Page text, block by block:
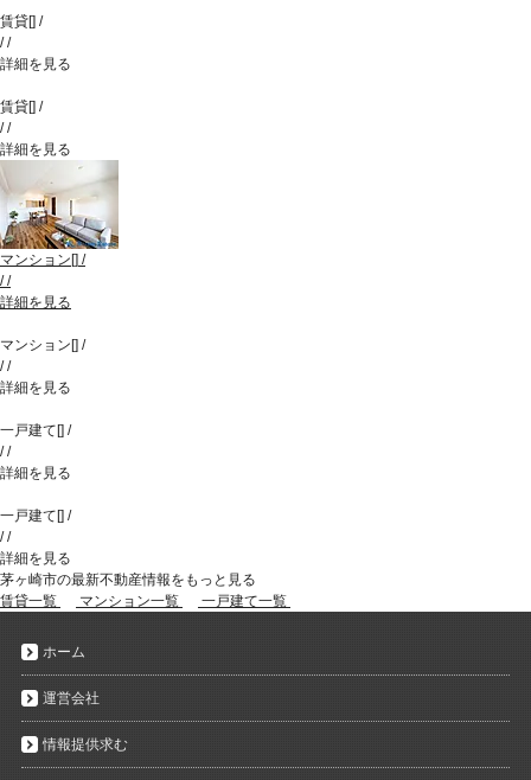
賃貸[] /
//
詳細を見る
賃貸[] /
//
詳細を見る
マンション[] /
//
詳細を見る
マンション[] /
//
詳細を見る
一戸建て[] /
//
詳細を見る
一戸建て[] /
//
詳細を見る
茅ヶ崎市の最新不動産情報をもっと見る
賃貸一覧
マンション一覧 一戸建て一覧
ホーム
運営会社
情報提供求む